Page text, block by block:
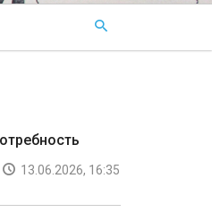
13.06.2026, 16:35